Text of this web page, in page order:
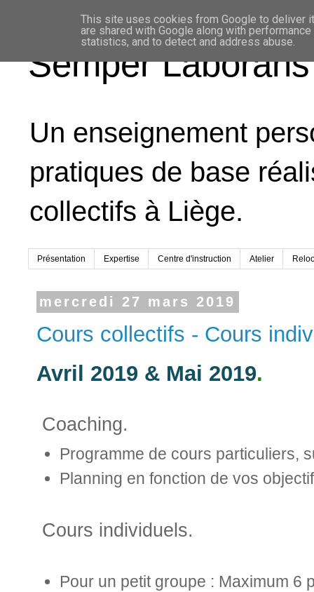
Semper Laborans
Un enseignement
pratiques de base
collectifs à Liège.
Présentation Expertise Centre d'instruction Atelier
mercredi 27 mars 2019
Cours collectifs - Cours
Avril 2019 & Mai 2019.
Coaching.
Programme de cours particuliers,
Planning en fonction de vos
Cours individuels.
Pour un petit groupe : Maximum 6
This site uses cookies from Google to deliver
are shared with Google along with
statistics, and to detect and address abuse.